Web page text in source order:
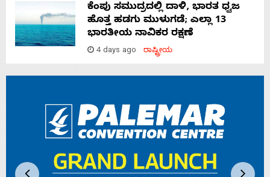
ಕೆಂಪು ಸಮುದ್ರದಲ್ಲಿ ದಾಳಿ, ಭಾರತ ಧ್ವಜ
ಹೊತ್ತ ಹಡಗು ಮುಳುಗಡೆ; ಎಲ್ಲಾ 13
ಭಾರತೀಯ ನಾವಿಕರ ರಕ್ಷಣೆ
4 days ago ರಾಷ್ಟ್ರೀಯ